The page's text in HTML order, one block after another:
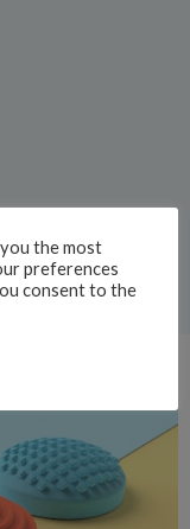
the most
preferences
consent to the